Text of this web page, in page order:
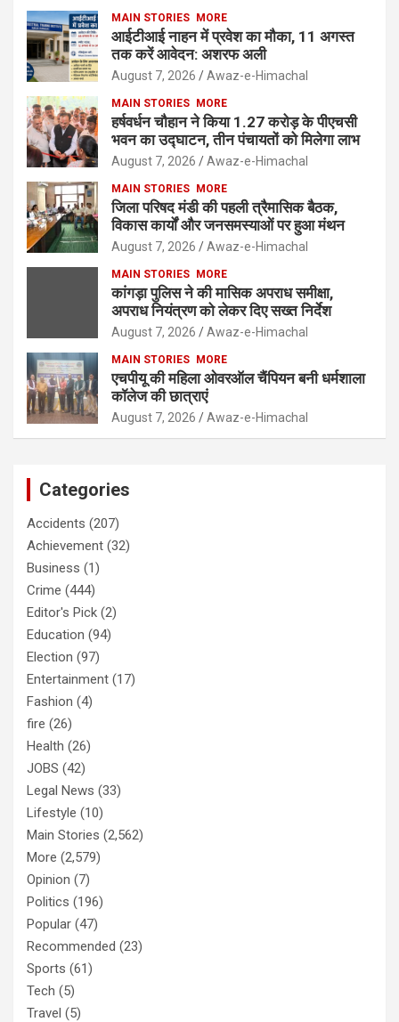
MAIN STORIES MORE
आईटीआई नाहन में प्रवेश का मौका, 11 अगस्त
तक करें आवेदन: अशरफ अली
August 7, 2026 Awaz-e-Himachal
MAIN STORIES MORE
हर्षवर्धन चौहान ने किया 1.27 करोड़ के पीएचसी
भवन का उद्घाटन, तीन पंचायतों को मिलेगा लाभ
August 7, 2026 Awaz-e-Himachal
MAIN STORIES MORE
जिला परिषद मंडी की पहली त्रैमासिक बैठक,
विकास कार्यों और जनसमस्याओं पर हुआ मंथन
August 7, 2026 Awaz-e-Himachal
MAIN STORIES MORE
कांगड़ा पुलिस ने की मासिक अपराध समीक्षा,
अपराध नियंत्रण को लेकर दिए सख्त निर्देश
August 7, 2026 Awaz-e-Himachal
MAIN STORIES MORE
एचपीयू की महिला ओवरऑल चैंपियन बनी धर्मशाला
कॉलेज की छात्राएं
August 7, 2026 Awaz-e-Himachal
Categories
Accidents (207)
Achievement (32)
Business (1)
Crime (444)
Editor's Pick (2)
Education (94)
Election (97)
Entertainment (17)
Fashion (4)
fire (26)
Health (26)
JOBS (42)
Legal News (33)
Lifestyle (10)
Main Stories (2,562)
More (2,579)
Opinion (7)
Politics (196)
Popular (47)
Recommended (23)
Sports (61)
Tech (5)
Travel (5)